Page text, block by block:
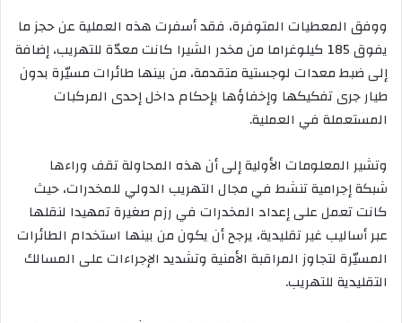
ووفق المعطيات المتوفرة، فقد أسفرت هذه العملية عن حجز ما
يفوق 185 كيلوغراما من مخدر الشيرا كانت معدّة للتهريب، إضافة
إلى ضبط معدات لوجستية متقدمة، من بينها طائرات مسيّرة بدون
طيار جرى تفكيكها وإخفاؤها بإحكام داخل إحدى المركبات
المستعملة في العملية.
وتشير المعلومات الأولية إلى أن هذه المحاولة تقف وراءها
شبكة إجرامية تنشط في مجال التهريب الدولي للمخدرات، حيث
كانت تعمل على إعداد المخدرات في رزم صغيرة تمهيدا لنقلها
عبر أساليب غير تقليدية، يرجح أن يكون من بينها استخدام الطائرات
المسيّرة لتجاوز المراقبة الأمنية وتشديد الإجراءات على المسالك
التقليدية للتهريب.